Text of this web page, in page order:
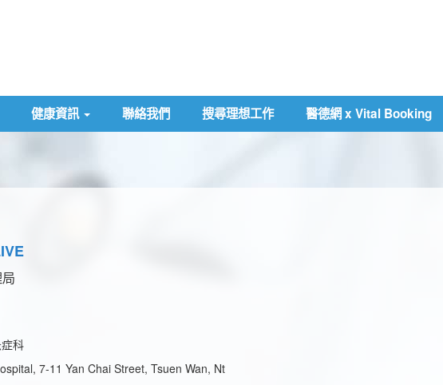
健康資訊 聯絡我們 搜尋理想工作 醫德網 x Vital Booking
科
7-11 Yan Chai Street, Tsuen Wan, Nt